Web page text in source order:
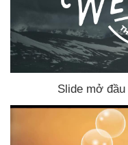
Slide mở